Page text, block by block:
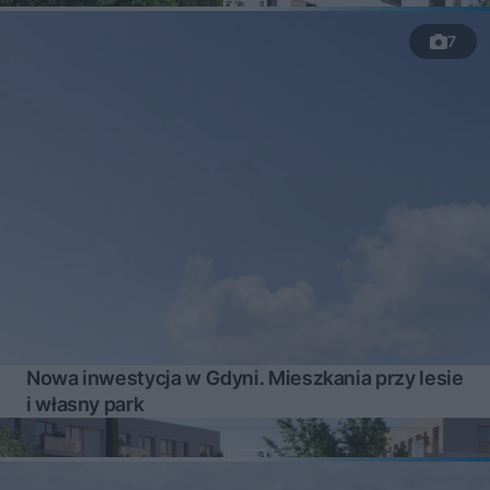
7
Nowa inwestycja w Gdyni. Mieszkania przy lesie
i własny park